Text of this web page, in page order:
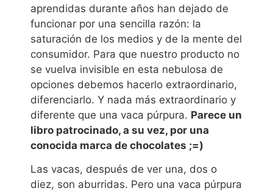
aprendidas durante años han dejado de
funcionar por una sencilla razón: la
saturación de los medios y de la mente del
consumidor. Para que nuestro producto no
se vuelva invisible en esta nebulosa de
opciones debemos hacerlo extraordinario,
diferenciarlo. Y nada más extraordinario y
diferente que una vaca púrpura. Parece un
libro patrocinado, a su vez, por una
conocida marca de chocolates ;=)
Las vacas, después de ver una, dos o
diez, son aburridas. Pero una vaca púrpura